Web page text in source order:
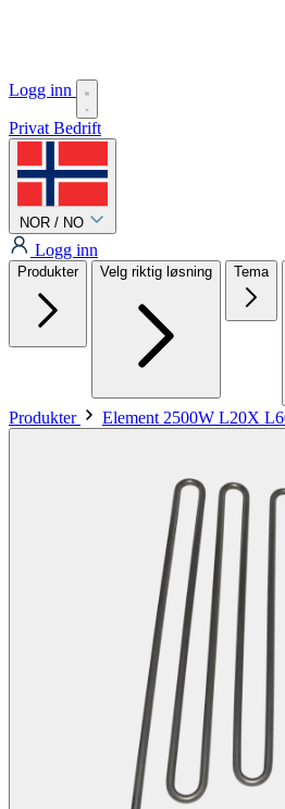
Logg inn
Privat Bedrift
NOR / NO
Logg inn
Produkter Velg riktig løsning Tema
Produkter Element 2500W L20X